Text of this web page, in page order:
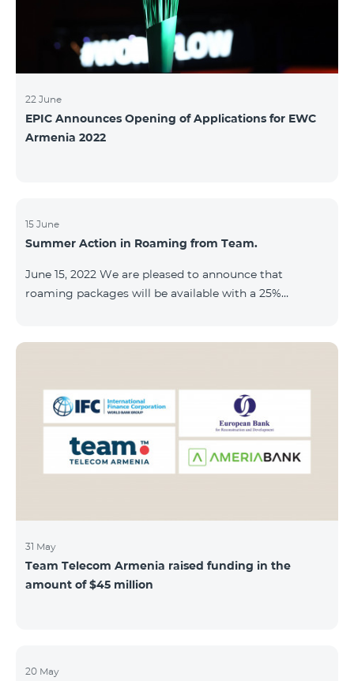
22 June
EPIC Announces Opening of Applications for EWC
Armenia 2022
15 June
Summer Action in Roaming from Team.
June 15, 2022 We are pleased to announce that
roaming packages will be available with a 25%
AMD instead of 6000 AMD, and “Roaming package
500 MB” service for 2625 AMD instead of 3500 AMD.
Our internet packages can be used by our customers
in more than 65 countries - in Europe, the United Arab
Emirates, Egypt
31 May
Team Telecom Armenia raised funding in the
amount of $45 million
20 May